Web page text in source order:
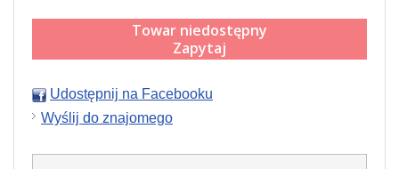
Towar niedostępny
Zapytaj
Udostępnij na Facebooku
Wyślij do znajomego